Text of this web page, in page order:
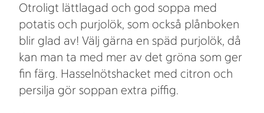
Otroligt lättlagad och god soppa med
potatis och purjolök, som också plånboken
blir glad av! Välj gärna en späd purjolök, då
kan man ta med mer av det gröna som ger
fin färg. Hasselnötshacket med citron och
persilja gör soppan extra piffig.